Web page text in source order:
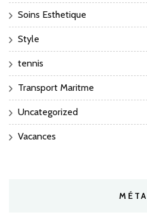
Soins Esthetique
Style
tennis
Transport Maritme
Uncategorized
Vacances
MÉTA